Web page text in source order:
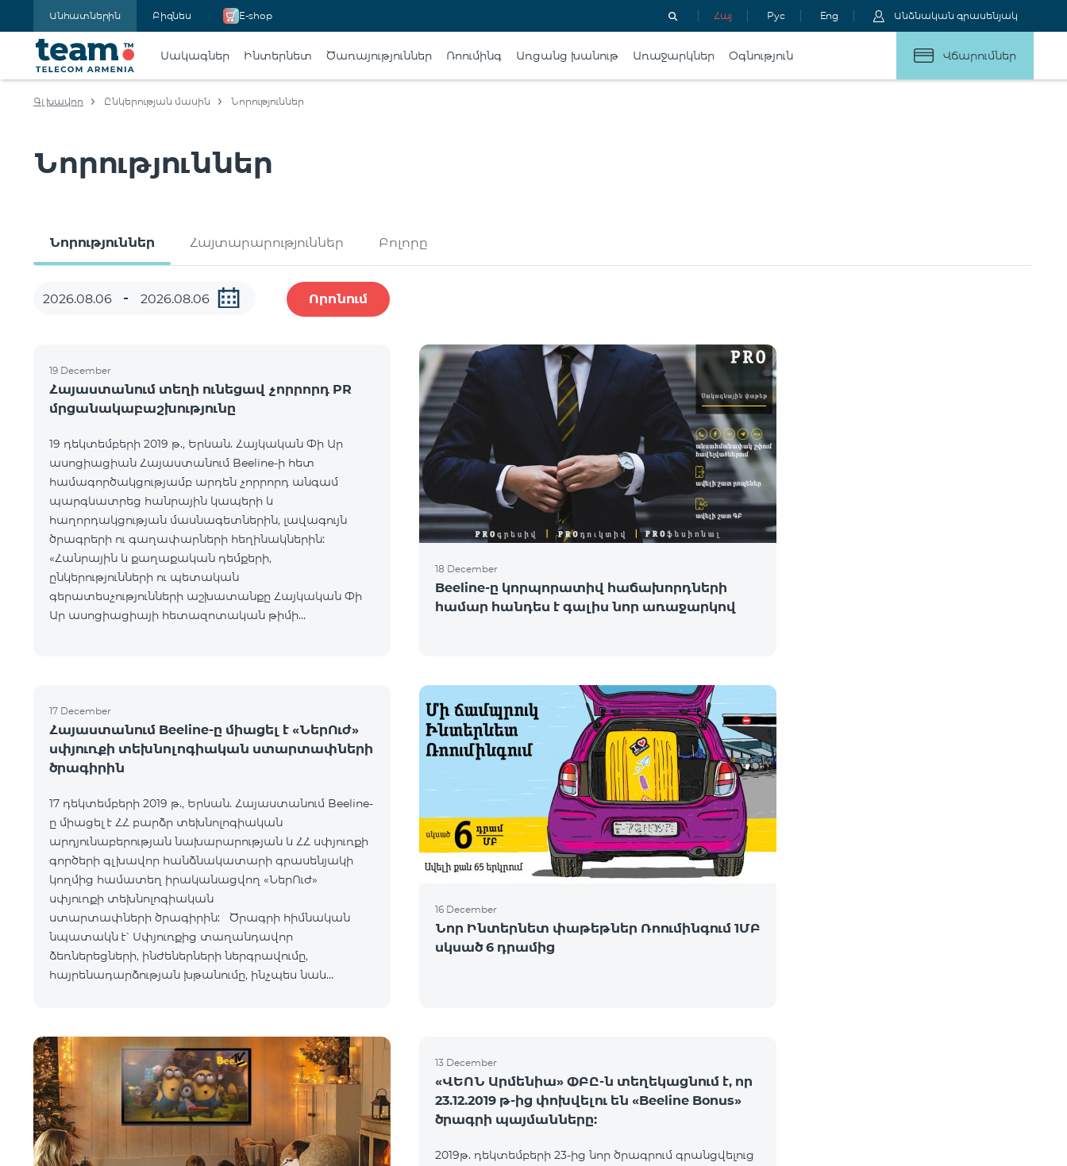
Անհատներին Բիզնես E-shop Հայ Рус Eng Անձնական գրասենյակ
Սակագներ Ինտերնետ Ծառայություններ Ռոումինգ Առցանց խանութ Առաջարկներ Օգնություն Վճարումներ
Գլխավոր Ընկերության մասին Նորություններ
Նորություններ
Նորություններ Հայտարարություններ Բոլորը
Որոնում
19 December
Հայաստանում տեղի ունեցավ չորրորդ PR
մրցանակաբաշխությունը
19 դեկտեմբերի 2019 թ., Երևան. Հայկական Փի Ար
ասոցիացիան Հայաստանում Beeline-ի հետ
համագործակցությամբ արդեն չորրորդ անգամ
պարգևատրեց հանրային կապերի և
հաղորդակցության մասնագետներին, լավագույն
ծրագրերի ու գաղափարների հեղինակներին:
«Հանրային և քաղաքական դեմքերի,
ընկերությունների ու պետական
գերատեսչությունների աշխատանքը Հայկական Փի
Ար ասոցիացիայի հետազոտական թիմի
18 December
Beeline-ը կորպորատիվ հաճախորդների
համար հանդես է գալիս նոր առաջարկով
17 December
Հայաստանում Beeline-ը միացել է «ՆերՈւժ»
սփյուռքի տեխնոլոգիական ստարտափների
ծրագիրին
17 դեկտեմբերի 2019 թ., Երևան. Հայաստանում Beeline-
ը միացել է ՀՀ բարձր տեխնոլոգիական
արդյունաբերության նախարարության և ՀՀ սփյուռքի
գործերի գլխավոր հանձնակատարի գրասենյակի
կողմից համատեղ իրականացվող «ՆերՈւժ»
սփյուռքի տեխնոլոգիական
ստարտափների ծրագիրին: Ծրագրի հիմնական
նպատակն է՝ Սփյուռքից տաղանդավոր
ձեռներեցների, ինժեներների ներգրավումը,
հայրենադարձության խթանումը, ինչպես նաև
16 December
Նոր Ինտերնետ փաթեթներ Ռոումինգում 1ՄԲ
սկսած 6 դրամից
13 December
«ՎԵՈՆ Արմենիա» ՓԲԸ-ն տեղեկացնում է, որ
23.12.2019 թ-ից փոխվելու են «Beeline Bonus»
ծրագրի պայմանները:
2019թ. դեկտեմբերի 23-ից նոր ծրագրում գրանցվելուց